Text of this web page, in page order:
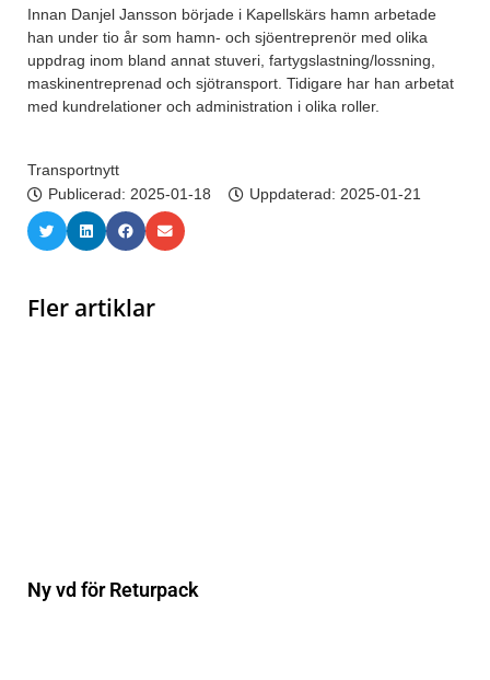
Innan Danjel Jansson började i Kapellskärs hamn arbetade
han under tio år som hamn- och sjöentreprenör med olika
uppdrag inom bland annat stuveri, fartygslastning/lossning,
maskinentreprenad och sjötransport. Tidigare har han arbetat
med kundrelationer och administration i olika roller.
Transportnytt
Publicerad: 2025-01-18 Uppdaterad: 2025-01-21
Fler artiklar
Ny vd för Returpack